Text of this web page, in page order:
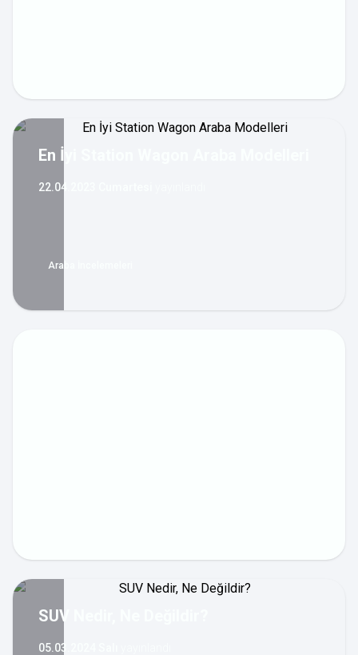
En İyi Station Wagon Araba Modelleri
22.04.2023 Cumartesi
Araba İncelemeleri
SUV Nedir, Ne Değildir?
05.03.2024 Salı